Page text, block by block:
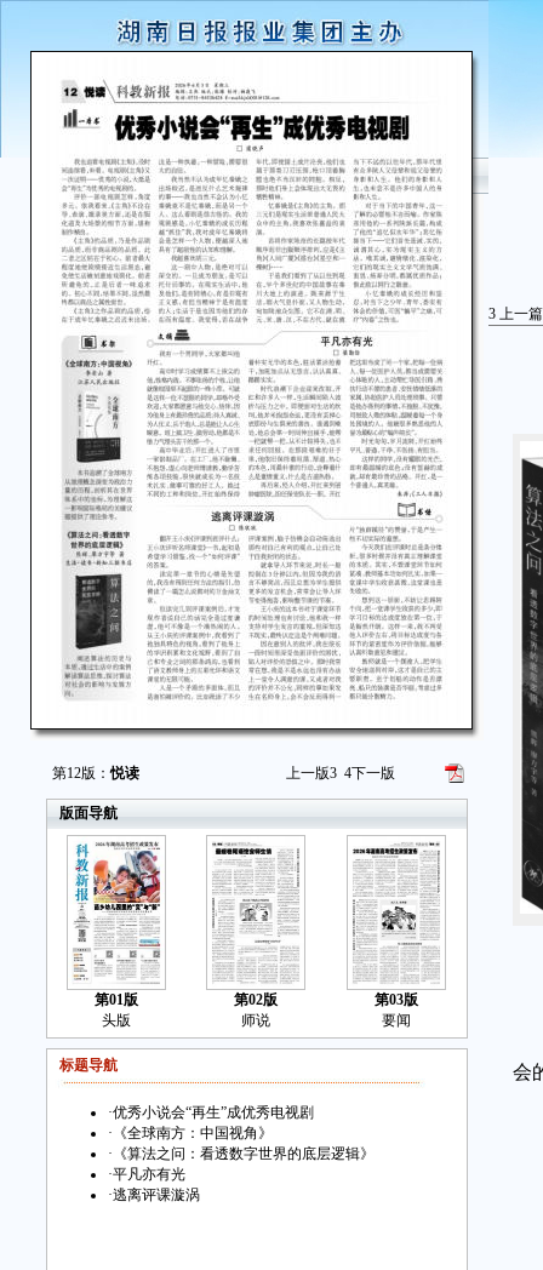
第12版：悦读 上一版3 4下一版
版面导航
第01版
头版
第02版
师说
第03版
要闻
标题导航
·优秀小说会“再生”成优秀电视剧
· 《全球南方：中国视角》
· 《算法之问：看透数字世界的底层逻辑》
·平凡亦有光
·逃离评课漩涡
3 上一篇
会